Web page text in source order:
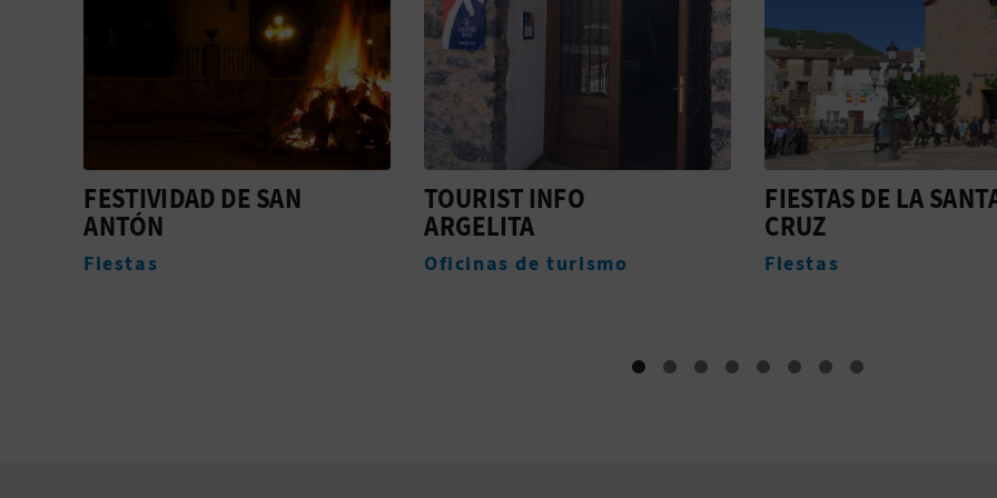
TOURIST INFO
ARGELITA
Oficinas de turismo
FIESTAS DE LA SANTA
CRUZ
Fiestas
CASTILLO PALACIO
CEYT ABU CEYT
Monumentos